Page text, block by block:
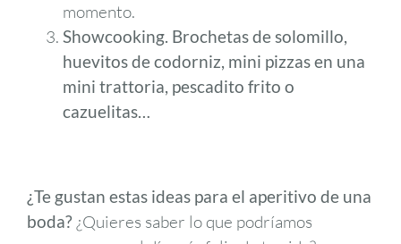
momento.
Showcooking. Brochetas de solomillo,
huevitos de codorniz, mini pizzas en una
mini trattoria, pescadito frito o
cazuelitas…
¿Te gustan estas ideas para el aperitivo de una
boda?¿Quieres saber lo que podríamos